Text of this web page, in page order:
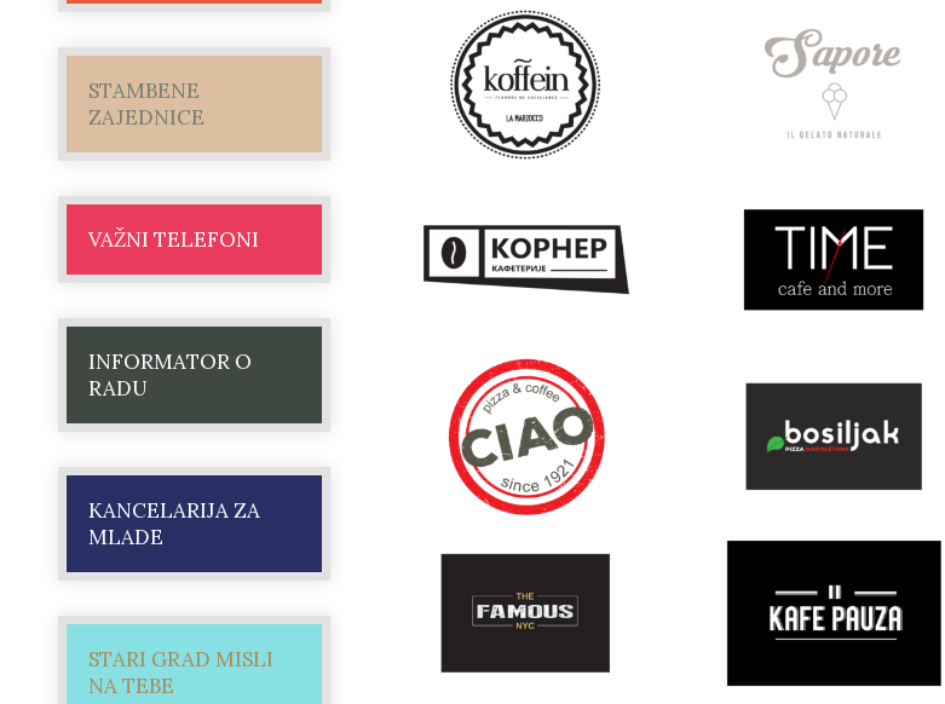
STAMBENE
ZAJEDNICE
VAŽNI TELEFONI
INFORMATOR O
RADU
KANCELARIJA ZA
MLADE
STARI GRAD MISLI
NA TEBE